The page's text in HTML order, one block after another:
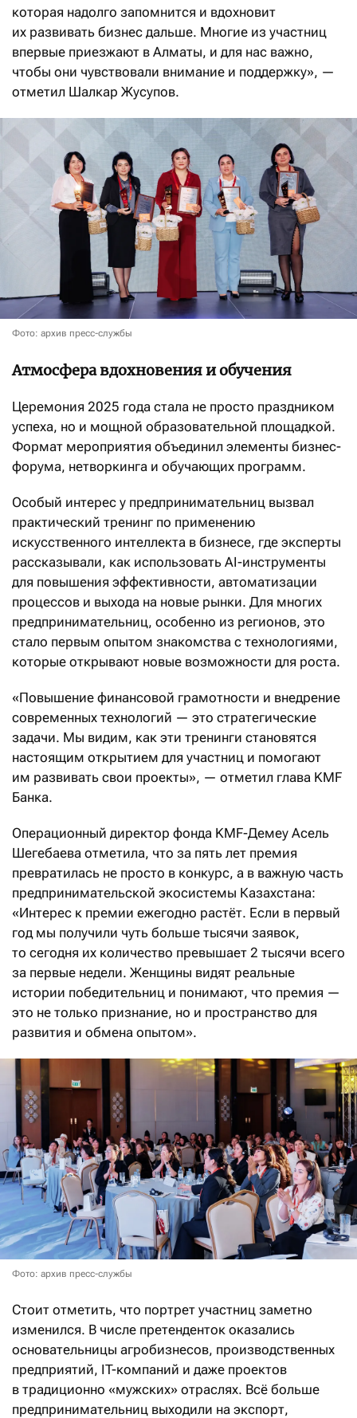
которая надолго запомнится и вдохновит
их развивать бизнес дальше. Многие из участниц
впервые приезжают в Алматы, и для нас важно,
чтобы они чувствовали внимание и поддержку», —
отметил Шалкар Жусупов.
Фото: архив пресс-службы
Атмосфера вдохновения и обучения
Церемония 2025 года стала не просто праздником
успеха, но и мощной образовательной площадкой.
Формат мероприятия объединил элементы бизнес-
форума, нетворкинга и обучающих программ.
Особый интерес у предпринимательниц вызвал
практический тренинг по применению
искусственного интеллекта в бизнесе, где эксперты
рассказывали, как использовать AI-инструменты
для повышения эффективности, автоматизации
процессов и выхода на новые рынки. Для многих
предпринимательниц, особенно из регионов, это
стало первым опытом знакомства с технологиями,
которые открывают новые возможности для роста.
«Повышение финансовой грамотности и внедрение
современных технологий — это стратегические
задачи. Мы видим, как эти тренинги становятся
настоящим открытием для участниц и помогают
им развивать свои проекты», — отметил глава KMF
Банка.
Операционный директор фонда KMF-Демеу Асель
Шегебаева отметила, что за пять лет премия
превратилась не просто в конкурс, а в важную часть
предпринимательской экосистемы Казахстана:
«Интерес к премии ежегодно растёт. Если в первый
год мы получили чуть больше тысячи заявок,
то сегодня их количество превышает 2 тысячи всего
за первые недели. Женщины видят реальные
истории победительниц и понимают, что премия —
это не только признание, но и пространство для
развития и обмена опытом».
Фото: архив пресс-службы
Стоит отметить, что портрет участниц заметно
изменился. В числе претенденток оказались
основательницы агробизнесов, производственных
предприятий, IT-компаний и даже проектов
в традиционно «мужских» отраслях. Всё больше
предпринимательниц выходили на экспорт,